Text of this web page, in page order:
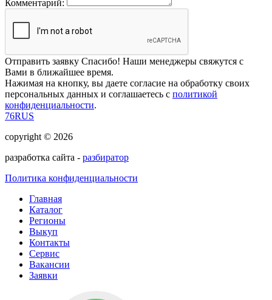
Комментарий:
Отправить заявку Спасибо! Наши менеджеры свяжутся с
Вами в ближайшее время.
Нажимая на кнопку, вы даете согласие на обработку своих
персональных данных и соглашаетесь с политикой
конфиденциальности.
76RUS
copyright © 2026
разработка сайта - разбиратор
Политика конфиденциальности
Главная
Каталог
Регионы
Выкуп
Контакты
Сервис
Вакансии
Заявки